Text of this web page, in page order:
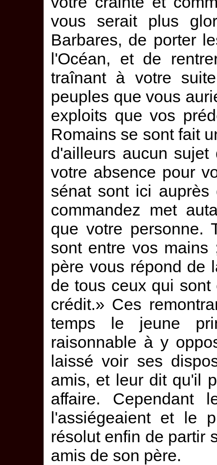
vous serait plus
Barbares, de porter
l'Océan, et de
traînant à votre
peuples que vous
exploits que vos
Romains se sont fait
d'ailleurs aucun
votre absence pour
sénat sont ici
commandez met
que votre personne.
sont entre vos
père vous répond de
de tous ceux qui
crédit.» Ces
temps le jeune
raisonnable à y
laissé voir ses
amis, et leur dit qu'il
affaire. Cependant
l'assiégeaient et le
résolut enfin de partir
amis de son père.